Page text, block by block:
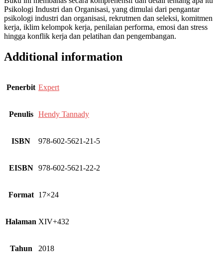
Psikologi Industri dan Organisasi, yang dimulai dari pengantar
psikologi industri dan organisasi, rekrutmen dan seleksi, komitmen
kerja, iklim kelompok kerja, penilaian performa, emosi dan stress
hingga konflik kerja dan pelatihan dan pengembangan.
Additional information
Penerbit Expert
Penulis Hendy Tannady
ISBN 978-602-5621-21-5
EISBN 978-602-5621-22-2
Format 17×24
Halaman XIV+432
Tahun 2018